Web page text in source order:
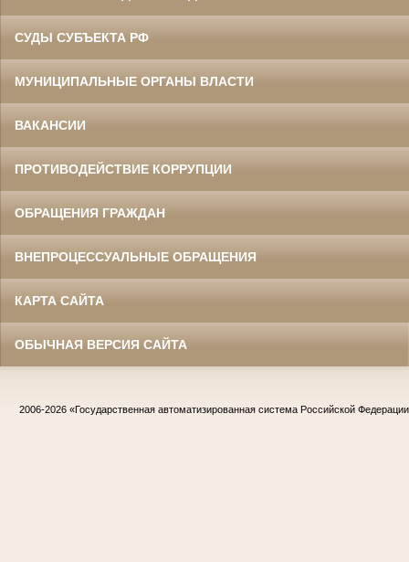
СУДЫ СУБЪЕКТА РФ
МУНИЦИПАЛЬНЫЕ ОРГАНЫ ВЛАСТИ
ВАКАНСИИ
ПРОТИВОДЕЙСТВИЕ КОРРУПЦИИ
ОБРАЩЕНИЯ ГРАЖДАН
ВНЕПРОЦЕССУАЛЬНЫЕ ОБРАЩЕНИЯ
КАРТА САЙТА
ОБЫЧНАЯ ВЕРСИЯ САЙТА
2006-2026 «Государственная автоматизированная система Российской